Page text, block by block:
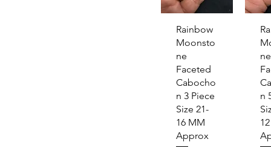
クイックビュー
Rainbow
Moonsto
ne
Faceted
Cabocho
n 3 Piece
Size 21-
16 MM
Approx
ク
ne
n